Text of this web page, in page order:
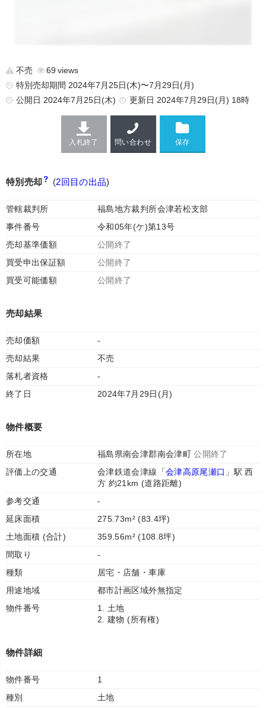
不売
69
特別売却期間 2024年7月25日(木)〜7月29日(月)
公開日 2024年7月25日(木) 更新日 2024年7月29日(月) 18時
入札終了 問い合わせ
特別売却 (2回目の出品)
管轄裁判所
福島地方裁判所会津若松支部
事件番号
令和05年(ケ)第13号
売却基準価額
公開終了
買受申出保証額
公開終了
買受可能価額
公開終了
売却結果
売却価額
-
売却結果
不売
落札者資格
-
終了日
2024年7月29日(月)
物件概要
所在地 福島県南会津郡南会津町公開終了
評価上の交通
会津鉄道会津線「会津高原尾瀬口 」駅 西
方 約21km (道路距離)
参考交通
-
延床面積
275.73m² (83.4坪)
土地面積 (合計)
359.56m² (108.8坪)
間取り
-
種類
居宅・店舗・車庫
用途地域
都市計画区域外無指定
物件番号
1. 土地
2. 建物 (所有権)
物件詳細
物件番号
1
種別
土地